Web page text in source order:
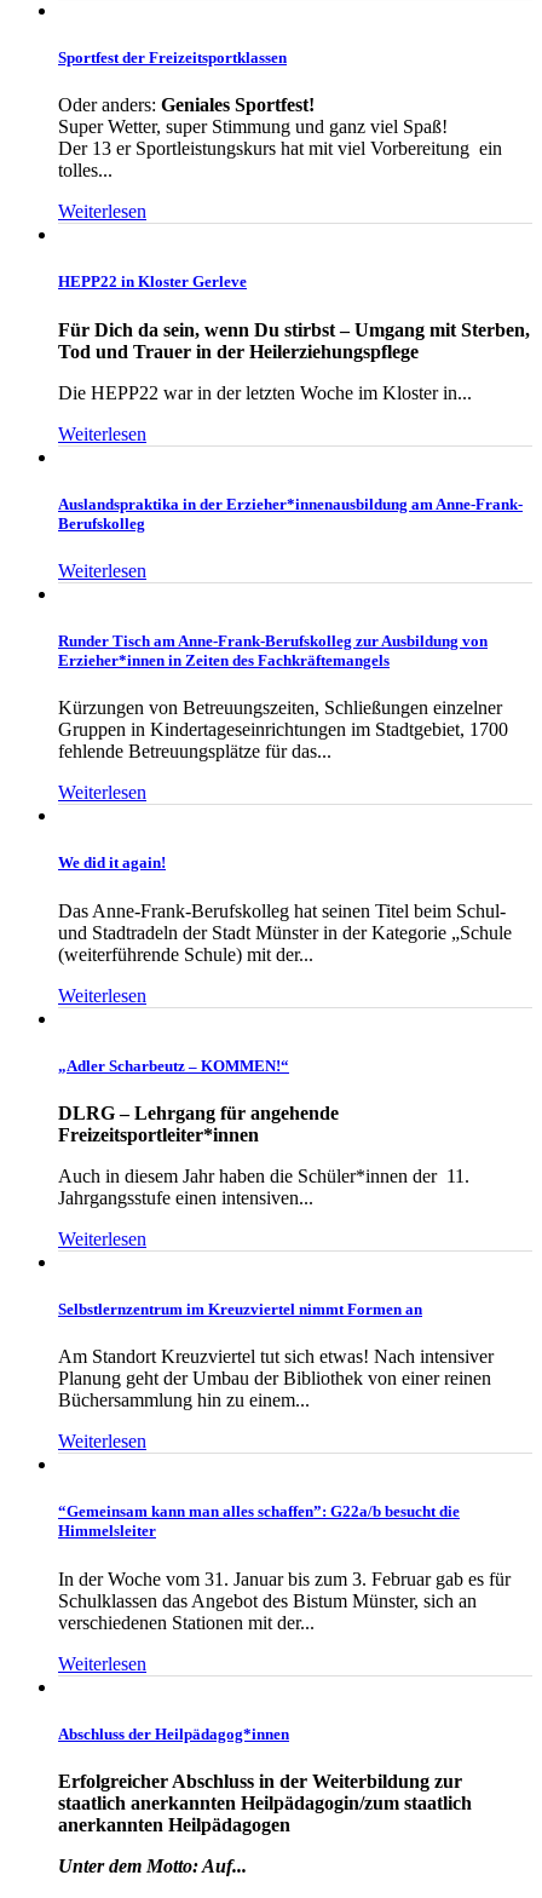
Sportfest der Freizeitsportklassen
Oder anders: Geniales Sportfest!
Super Wetter, super Stimmung und ganz viel Spaß!
Der 13 er Sportleistungskurs hat mit viel Vorbereitung ein
tolles...
Weiterlesen
HEPP22 in Kloster Gerleve
Für Dich da sein, wenn Du stirbst – Umgang mit Sterben,
Tod und Trauer in der Heilerziehungspflege
Die HEPP22 war in der letzten Woche im Kloster in...
Weiterlesen
Auslandspraktika in der Erzieher*innenausbildung am Anne-Frank-
Berufskolleg
Weiterlesen
Runder Tisch am Anne-Frank-Berufskolleg zur Ausbildung von
Erzieher*innen in Zeiten des Fachkräftemangels
Kürzungen von Betreuungszeiten, Schließungen einzelner
Gruppen in Kindertageseinrichtungen im Stadtgebiet, 1700
fehlende Betreuungsplätze für das...
Weiterlesen
We did it again!
Das Anne-Frank-Berufskolleg hat seinen Titel beim Schul-
und Stadtradeln der Stadt Münster in der Kategorie „Schule
(weiterführende Schule) mit der...
Weiterlesen
„Adler Scharbeutz – KOMMEN!“
DLRG – Lehrgang für angehende
Freizeitsportleiter*innen
Auch in diesem Jahr haben die Schüler*innen der 11.
Jahrgangsstufe einen intensiven...
Weiterlesen
Selbstlernzentrum im Kreuzviertel nimmt Formen an
Am Standort Kreuzviertel tut sich etwas! Nach intensiver
Planung geht der Umbau der Bibliothek von einer reinen
Büchersammlung hin zu einem...
Weiterlesen
“Gemeinsam kann man alles schaffen”: G22a/b besucht die
Himmelsleiter
In der Woche vom 31. Januar bis zum 3. Februar gab es für
Schulklassen das Angebot des Bistum Münster, sich an
verschiedenen Stationen mit der...
Weiterlesen
Abschluss der Heilpädagog*innen
Erfolgreicher Abschluss in der Weiterbildung zur
staatlich anerkannten Heilpädagogin/zum staatlich
anerkannten Heilpädagogen
Unter dem Motto: Auf...